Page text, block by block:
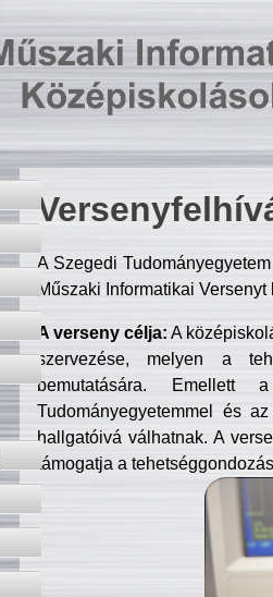
A Szegedi
Műszaki Informatikai
A verseny célja: A
szervezése, melyen a
bemutatására. Emellett
Tudományegyetemmel és
hallgatóivá válhatnak. A
támogatja a